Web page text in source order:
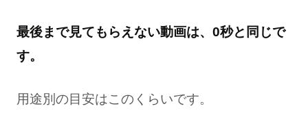
最後まで見てもらえない動画は、0秒と同じで
す。
用途別の目安はこのくらいです。